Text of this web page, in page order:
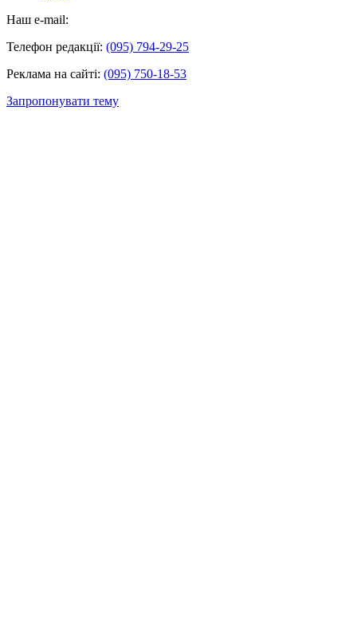
Наш e-mail:
Телефон редакції: (095) 794-29-25
Реклама на сайті: (095) 750-18-53
Запропонувати тему